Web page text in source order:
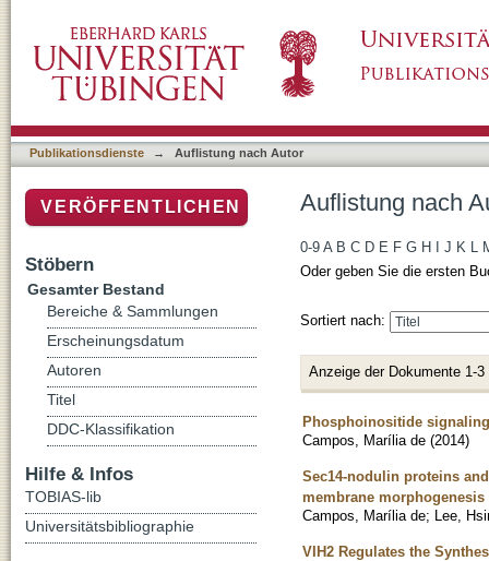
Publikationsdienste → Auflistung nach Autor
Auflistung nach
0-9 A B C D E F G H J K L
Oder geben Sie die ersten
Sortiert nach:
Anzeige der Dokumente 1-3
Phosphoinositide
Campos, Marília de (2014)
Sec14-nodulin proteins
membrane morphogenesis
Campos, Marília de; Lee,
VIH2 Regulates the
VERÖFFENTLICHEN
Stöbern
Gesamter Bestand
Bereiche & Sammlungen
Erscheinungsdatum
Autoren
Titel
DDC-Klassifikation
Hilfe & Infos
TOBIAS-lib
Universitätsbibliographie